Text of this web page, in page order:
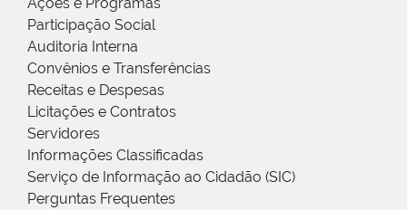
Participação Social
Auditoria Interna
Convênios e Transferências
Receitas e Despesas
Licitações e Contratos
Servidores
Informações Classificadas
Serviço de Informação ao Cidadão (SIC)
Perguntas Frequentes